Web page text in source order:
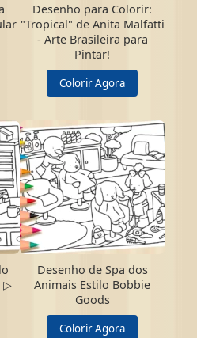
Desenho para Colorir:
"Tropical" de Anita Malfatti
- Arte Brasileira para
Pintar!
Colorir Agora
▷
Desenho de Spa dos
Animais Estilo Bobbie
Goods
Colorir Agora